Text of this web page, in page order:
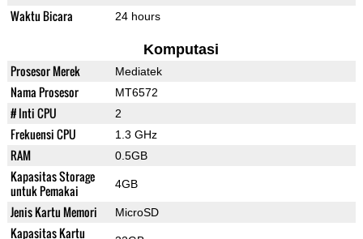
Waktu Bicara 24 hours
Komputasi
Prosesor Merek Mediatek
Nama Prosesor MT6572
# Inti CPU 2
Frekuensi CPU 1.3 GHz
RAM 0.5GB
Kapasitas Storage
untuk Pemakai
4GB
Jenis Kartu Memori MicroSD
Kapasitas Kartu